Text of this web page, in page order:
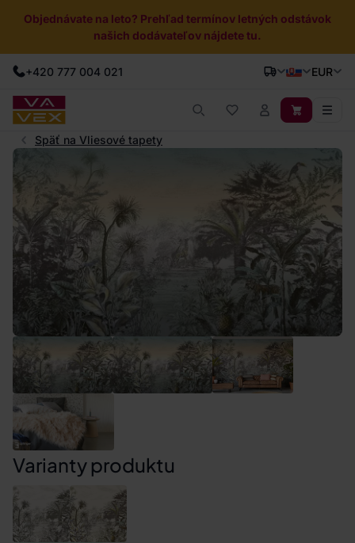
Objednávate na leto? Prehľad termínov letných odstávok
našich dodávateľov nájdete tu.
+420 777 004 021 EUR
Späť na Vliesové tapety
Varianty produktu